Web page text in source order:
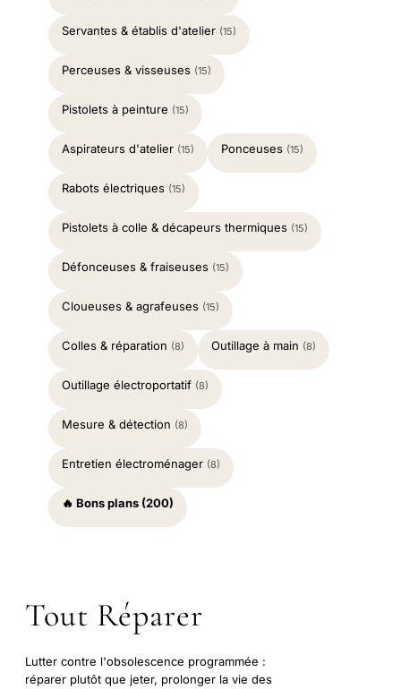
Servantes & établis d'atelier (15)
Perceuses & visseuses (15)
Pistolets à peinture (15)
Aspirateurs d'atelier (15) Ponceuses (15)
Rabots électriques (15)
Pistolets à colle & décapeurs thermiques (15)
Défonceuses & fraiseuses (15)
Cloueuses & agrafeuses (15)
Colles & réparation (8) Outillage à main (8)
Outillage électroportatif (8)
Mesure & détection (8)
Entretien électroménager (8)
🔥 Bons plans (200)
Tout Réparer
Lutter contre l'obsolescence programmée :
réparer plutôt que jeter, prolonger la vie des